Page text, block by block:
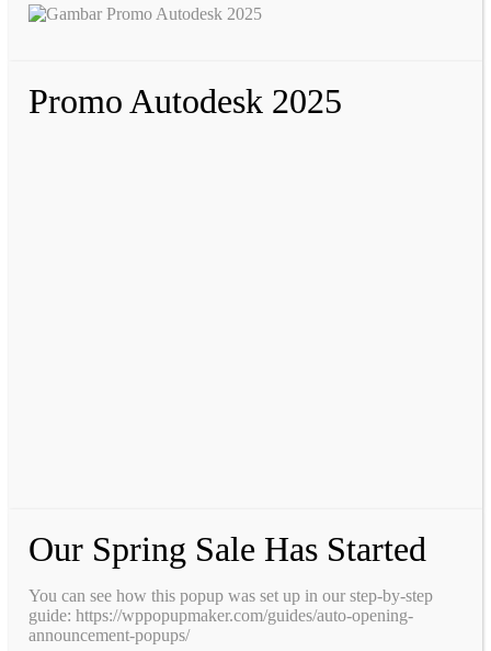
Promo Autodesk 2025
Our Spring Sale Has Started
You can see how this popup was set up in our step-by-step
guide: https://wppopupmaker.com/guides/auto-opening-
announcement-popups/